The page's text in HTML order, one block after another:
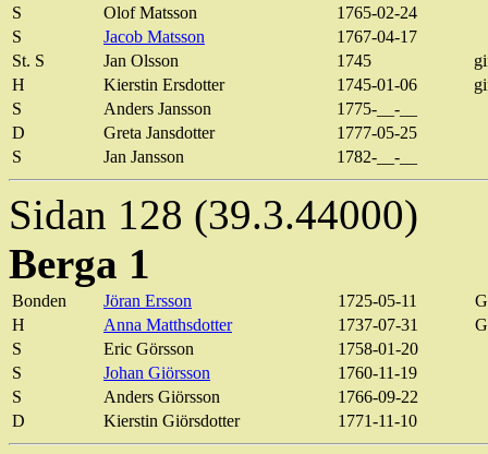
S
Olof Matsson
1765-02-24
S
Jacob Matsson
1767-04-17
St. S
Jan Olsson 1745
H
Kierstin Ersdotter 1745-01-06
S
Anders Jansson
1775-__-__
D
Greta Jansdotter
1777-05-25
S
Jan Jansson 1782-__-__
Sidan 128 (39.3.44000)
Berga 1
Bonden Jöran Ersson 1725-05-11
H
Anna Matthsdotter 1737-07-31
S
Eric Görsson
1758-01-20
S
Johan Giörsson
1760-11-19
S
Anders Giörsson
1766-09-22
D
Kierstin Giörsdotter 1771-11-10